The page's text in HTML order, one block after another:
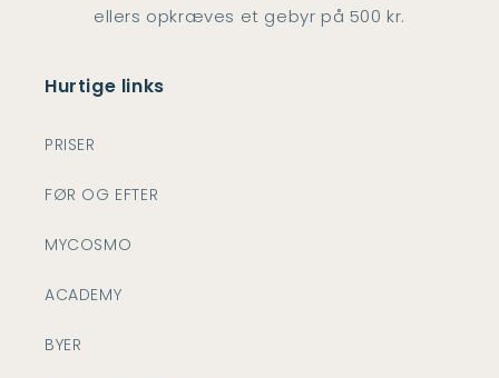
ellers opkræves et gebyr på 500 kr.
Hurtige links
PRISER
FØR OG EFTER
MYCOSMO
ACADEMY
BYER